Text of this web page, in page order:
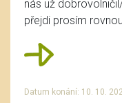
nás už
přejdi prosím
Datum konání: 10. 10.